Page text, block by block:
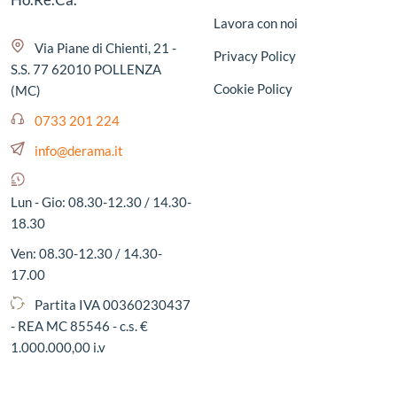
Via Piane di Chienti, 21 -
S.S. 77 62010 POLLENZA
(MC)
0733 201 224
info@derama.it
Lun - Gio: 08.30-12.30 / 14.30-
18.30
Ven: 08.30-12.30 / 14.30-
17.00
Partita IVA 00360230437
- REA MC 85546 - c.s. €
1.000.000,00 i.v
Lavora con noi
Privacy Policy
Cookie Policy